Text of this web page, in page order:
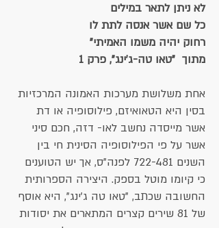
לא ניתן לתאר במילים
כל שם אשר אנסה לתת לו
רחוק יהיה משמו האמיתי"
מתוך "טאו טה-ג'ינג", פרק 1
​​​אחת משלושת מערכות האמונה המרכזיות
בסין היא הטאואיזם, פילוסופיה או דת
אשר מייסדה נחשב לאו- דזה, חכם סיני
אשר על פי הפילוסופיה הסינית חי בין
השנים 722-481 לפנה"ס, אך יש הטוענים
כי קיומו מוטל בספק. היצירה הספרותית
החשובה שכתב, "טאו טה ג'ינג", היא אוסף
של 81 שירים קצרים המתארים את יסודות